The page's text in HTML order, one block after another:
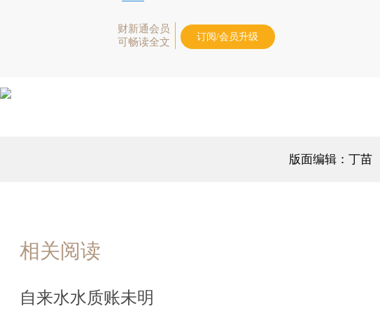
财新通会员
可畅读全文
订阅/会员升级
版面编辑：丁苗
相关阅读
自来水水质账未明